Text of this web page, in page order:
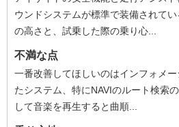
ウンドシステムが標準で装備されて
の高さと、試乗した際の乗り心...
不満な点
一番改善してほしいのはインフォメ
たシステム、特にNAVIのルート検索
して音楽を再生すると曲順...